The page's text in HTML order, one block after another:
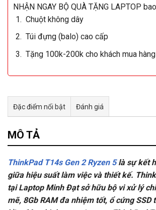
NHẬN NGAY BỘ QUÀ TẶNG LAPTOP
Chuột không dây
Túi đựng (balo) cao cấp
Tặng 100k-200k cho khách mua
Đặc điểm nổi bật Đánh giá
Tư vấn & bán hàng qua Facebook
MÔ TẢ
ThinkPad T14s Gen 2 Ryzen 5là sự kết
giữa hiệu suất làm việc và thiết kế.
tại Laptop Minh Đạt sở hữu bộ vi xử lý
mẽ, 8Gb RAM đa nhiệm tốt, ổ cứng SSD